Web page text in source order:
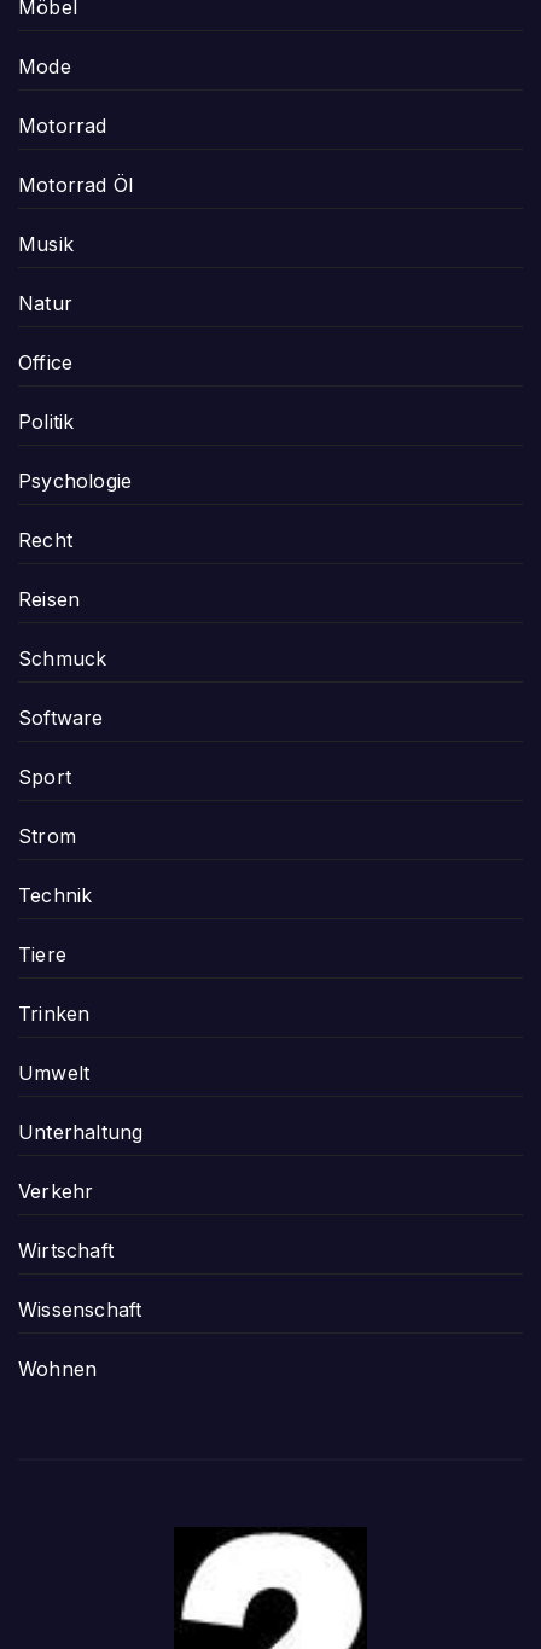
Möbel
Mode
Motorrad
Motorrad Öl
Musik
Natur
Office
Politik
Psychologie
Recht
Reisen
Schmuck
Software
Sport
Strom
Technik
Tiere
Trinken
Umwelt
Unterhaltung
Verkehr
Wirtschaft
Wissenschaft
Wohnen